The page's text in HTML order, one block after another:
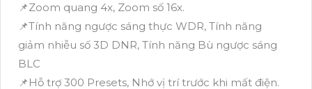
📌Zoom quang 4x, Zoom số 16x.
📌Tính năng ngược sáng thực WDR, Tính năng
giảm nhiễu số 3D DNR, Tính năng Bù ngược sáng
BLC
📌Hỗ trợ 300 Presets, Nhớ vị trí trước khi mất điện.